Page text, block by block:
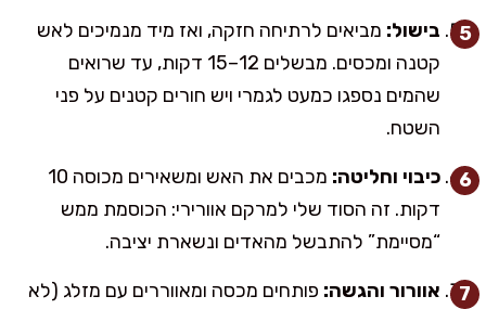
בישול: מביאים לרתיחה חזקה, ואז מיד מנמיכים לאש
קטנה ומכסים. מבשלים 12–15 דקות, עד שרואים
שהמים נספגו כמעט לגמרי ויש חורים קטנים על פני
השטח.
כיבוי וחליטה:
מכבים את האש ומשאירים מכוסה 10
דקות. זה הסוד שלי למרקם אוורירי: הכוסמת ממש
“מסיימת” להתבשל מהאדים ונשארת יציבה.
אוורור והגשה: פותחים מכסה ומאווררים עם מזלג (לא